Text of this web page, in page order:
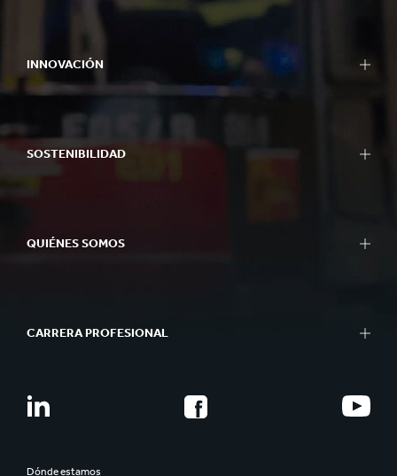
INNOVACIÓN
SOSTENIBILIDAD
QUIÉNES SOMOS
CARRERA PROFESIONAL
Dónde estamos